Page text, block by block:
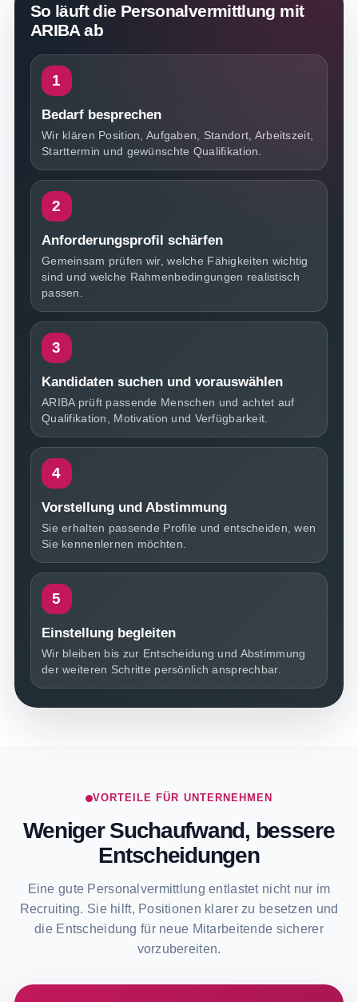
So läuft die Personalvermittlung mit
ARIBA ab
Bedarf besprechen
Wir klären Position, Aufgaben, Standort, Arbeitszeit,
Starttermin und gewünschte Qualifikation.
Anforderungsprofil schärfen
Gemeinsam prüfen wir, welche Fähigkeiten wichtig
sind und welche Rahmenbedingungen realistisch
passen.
Kandidaten suchen und vorauswählen
ARIBA prüft passende Menschen und achtet auf
Qualifikation, Motivation und Verfügbarkeit.
Vorstellung und Abstimmung
Sie erhalten passende Profile und entscheiden, wen
Sie kennenlernen möchten.
Einstellung begleiten
Wir bleiben bis zur Entscheidung und Abstimmung
der weiteren Schritte persönlich ansprechbar.
VORTEILE FÜR UNTERNEHMEN
Weniger Suchaufwand, bessere
Entscheidungen
Eine gute Personalvermittlung entlastet nicht nur im
Recruiting. Sie hilft, Positionen klarer zu besetzen und
die Entscheidung für neue Mitarbeitende sicherer
vorzubereiten.